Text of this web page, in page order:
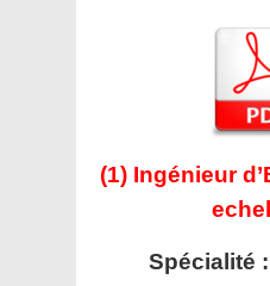
(1) Ingénieur
Spécialité :